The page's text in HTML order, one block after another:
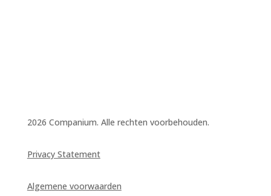
2026 Companium. Alle rechten voorbehouden.
Privacy Statement
Algemene voorwaarden